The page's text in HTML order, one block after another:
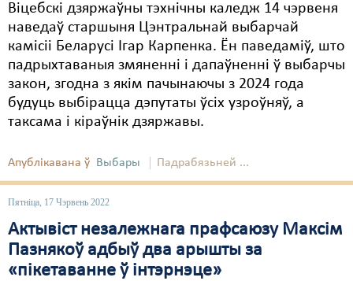
Віцебскі дзяржаўны тэхнічны каледж 14 чэрвеня
наведаў старшыня Цэнтральнай выбарчай
камісіі Беларусі Ігар Карпенка. Ён паведаміў, што
падрыхтаваныя змяненні і дапаўненні ў выбарчы
закон, згодна з якім пачынаючы з 2024 года
будуць выбірацца дэпутаты ўсіх узроўняў, а
таксама і кіраўнік дзяржавы.
Апублікавана ў Выбары Падрабязьней ...
Пятніца, 17 Чэрвень 2022
Актывіст незалежнага прафсаюзу Максім
Пазнякоў адбыў два арышты за
«пікетаванне ў інтэрнэце»